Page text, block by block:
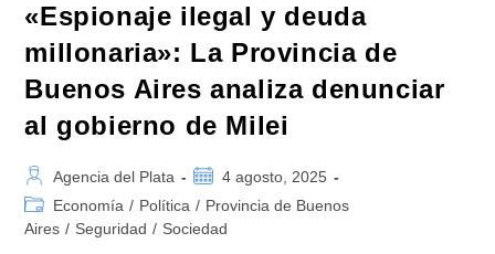
«Espionaje ilegal y deuda
millonaria»: La Provincia de
Buenos Aires analiza denunciar
al gobierno de Milei
Autor
de
la
Agencia del Plata
Publicación
de
4 agosto, 2025
Categoría
de
Economía / Política / Provincia de Buenos
Aires / Seguridad / Sociedad